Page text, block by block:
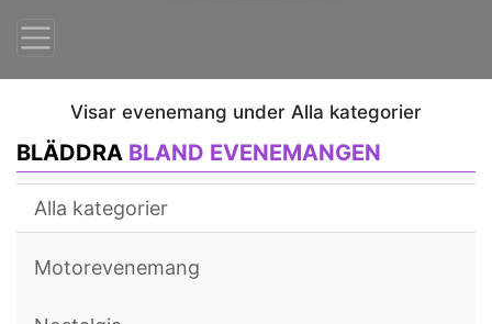
Visar evenemang under Alla kategorier
BLÄDDRA BLAND EVENEMANGEN
Alla kategorier
Motorevenemang